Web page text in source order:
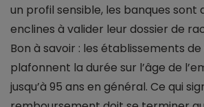
un profil sensible, les banques sont
enclines à valider leur dossier de
Bon à savoir : les établissements
plafonnent la durée sur l’âge de
jusqu’à 95 ans en général. Ce qui